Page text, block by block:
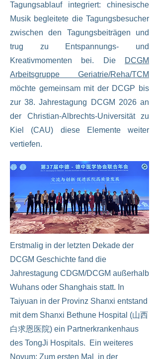
Tagungsablauf integriert: chinesische
Musik begleitete die Tagungsbesucher
zwischen den Tagungsbeiträgen und
trug zu Entspannungs- und
Kreativmomenten bei. Die
DCGM
Arbeitsgruppe Geriatrie/Reha/TCM
möchte gemeinsam mit der DCGP bis
zur 38. Jahrestagung DCGM 2026 an
der Christian-Albrechts-Universität zu
Kiel (CAU) diese Elemente weiter
vertiefen.
Erstmalig in der letzten Dekade der
DCGM Geschichte fand die
Jahrestagung CDGM/DCGM außerhalb
Wuhans oder Shanghais statt. In
Taiyuan in der Provinz Shanxi entstand
mit dem Shanxi Bethune Hospital (山西
白求恩医院) ein Partnerkrankenhaus
des TongJi Hospitals. Ein weiteres
Novum: Zum ersten Mal in der